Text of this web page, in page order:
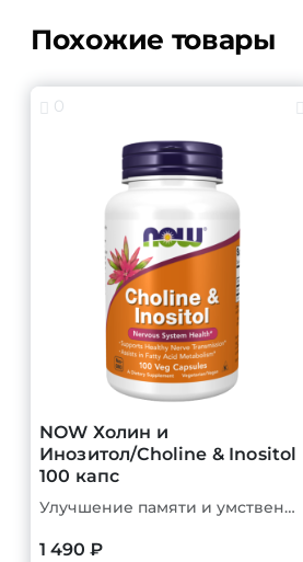
Похожие товары
0
NOW Холин и
Инозитол/Choline & Inositol
100 капс
Улучшение памяти и умственной деятельности
1 490 ₽